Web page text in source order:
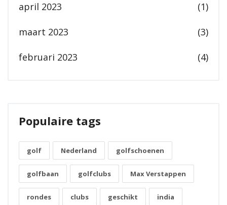
april 2023 (1)
maart 2023 (3)
februari 2023 (4)
Populaire tags
golf Nederland golfschoenen
golfbaan golfclubs Max Verstappen
rondes clubs geschikt india